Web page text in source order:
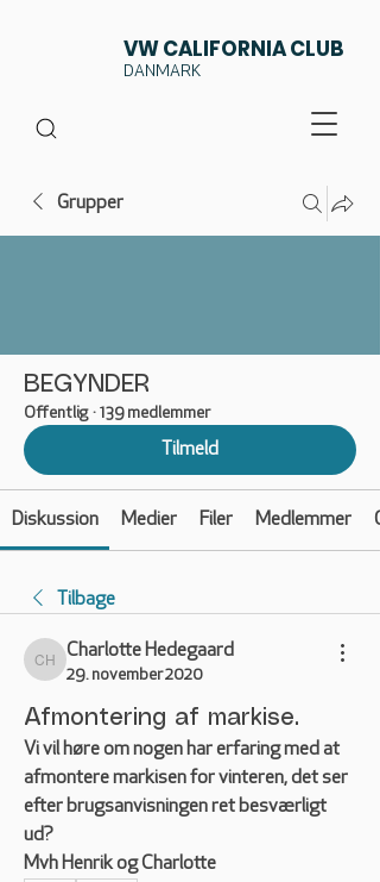
VW CALIFORNIA CLUB
DANMARK
Grupper
BEGYNDER
Offentlig · 139 medlemmer
Tilmeld
Diskussion Medier Filer Medlemmer
Tilbage
Charlotte Hedegaard
Charlotte Hedegaard
29. november 2020
Afmontering af markise.
Vi vil høre om nogen har erfaring med at
afmontere markisen for vinteren, det ser
efter brugsanvisningen ret besværligt
ud?
Mvh Henrik og Charlotte